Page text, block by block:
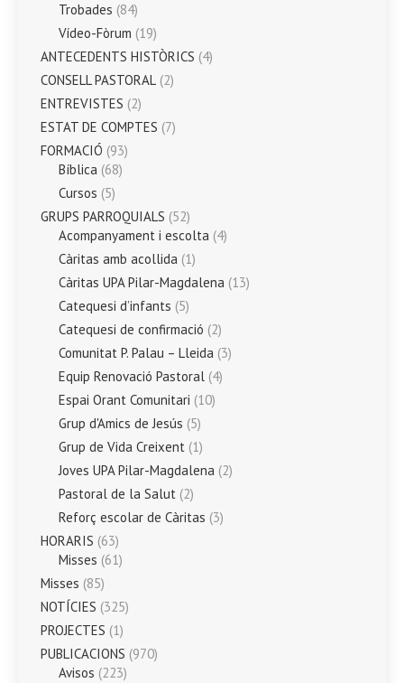
Trobades (84)
Vídeo-Fòrum (19)
ANTECEDENTS HISTÒRICS (4)
CONSELL PASTORAL (2)
ENTREVISTES (2)
ESTAT DE COMPTES (7)
FORMACIÓ (93)
Bíblica (68)
Cursos (5)
GRUPS PARROQUIALS (52)
Acompanyament i escolta (4)
Càritas amb acollida (1)
Càritas UPA Pilar-Magdalena (13)
Catequesi d’infants (5)
Catequesi de confirmació (2)
Comunitat P. Palau – Lleida (3)
Equip Renovació Pastoral (4)
Espai Orant Comunitari (10)
Grup d'Amics de Jesús (5)
Grup de Vida Creixent (1)
Joves UPA Pilar-Magdalena (2)
Pastoral de la Salut (2)
Reforç escolar de Càritas (3)
HORARIS (63)
Misses (61)
Misses (85)
NOTÍCIES (325)
PROJECTES (1)
PUBLICACIONS (970)
Avisos (223)